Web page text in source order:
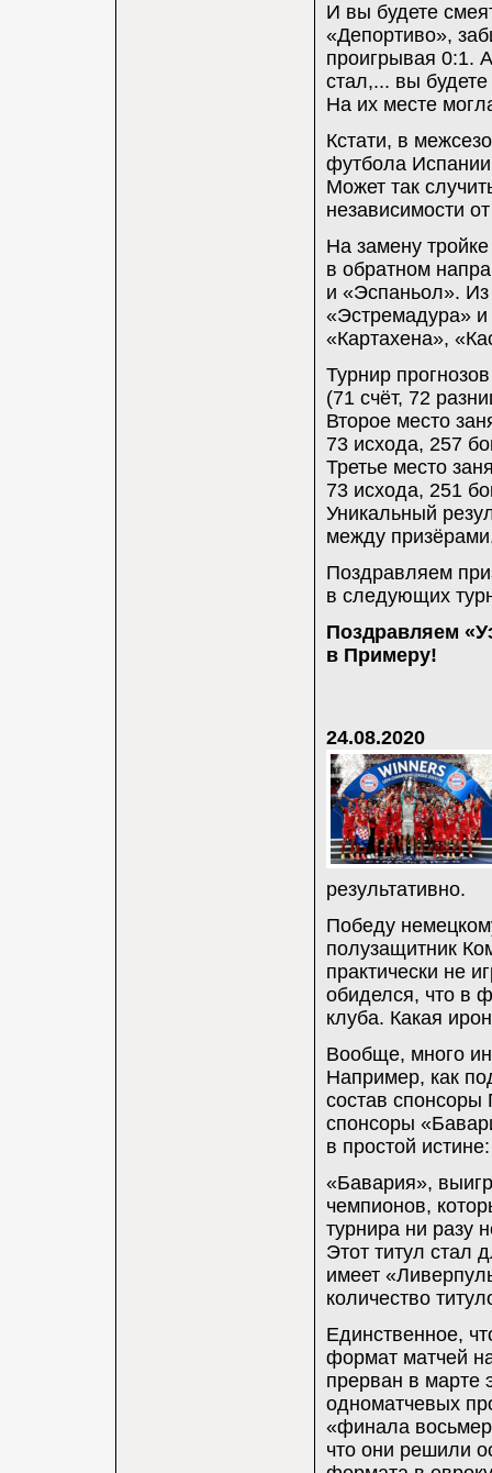
И вы будете
«Депортиво»,
проигрывая 0:1.
стал,... вы
На их месте
Кстати, в
футбола Испании
Может так
независимости
На замену
в обратном
и «Эспаньол».
«Эстремадура»
«Картахена»,
Турнир
(71 счёт, 72
Второе место
73 исхода, 257
Третье место
73 исхода, 251
Уникальный
между
Поздравляем
в следующих
Поздравляем
в Примеру!
24.08.2020
результативно.
Победу
полузащитник
практически не
обиделся, что в
клуба. Какая
Вообще, много
Например, как
состав
спонсоры
в простой
«Бавария»,
чемпионов,
турнира ни разу
Этот титул стал
имеет
количество
Единственное,
формат матчей
прерван в марте
одноматчевых
«финала
что они решили